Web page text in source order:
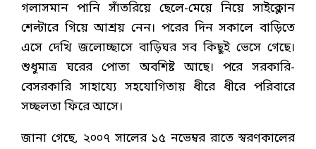
গলাসমান পানি সাঁতরিয়ে ছেলে-মেয়ে নিয়ে সাইক্লোন
শেল্টারে গিয়ে আশ্রয় নেন। পরের দিন সকালে বাড়িতে
এসে দেখি জলোচ্ছাসে বাড়িঘর সব কিছুই ভেসে গেছে।
শুধুমাত্র ঘরের পোতা অবশিষ্ট আছে। পরে সরকারি-
বেসরকারি সাহায্যে সহযোগিতায় ধীরে ধীরে পরিবারে
সচ্ছলতা ফিরে আসে।
জানা গেছে, ২০০৭ সালের ১৫ নভেম্বর রাতে স্বরণকালের